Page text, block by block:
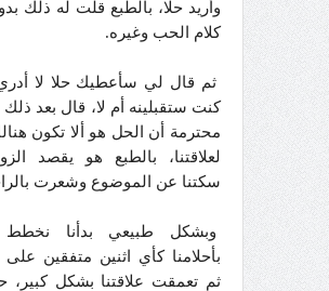
وأريد حلا، بالطبع قلت له ذلك
كلام الحب وغيره.
ثم قال لي سأعطيك حلا لا أدري
كنت ستقبلينه أم لا، قال بعد ذلك
محترمة أن الحل هو ألا تكون
لعلاقتنا، بالطبع هو يقصد
سكتنا عن الموضوع وشعرت
وبشكل طبيعي بدأنا نخطط
بأحلامنا كأي اثنين متفقين على
ثم تعمقت علاقتنا بشكل كبير،